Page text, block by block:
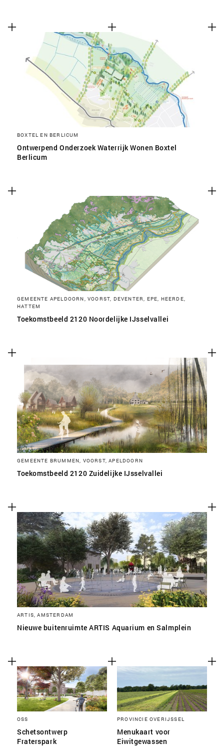
BOXTEL EN BERLICUM
Ontwerpend Onderzoek Waterrijk Wonen Boxtel
Berlicum
GEMEENTE APELDOORN, VOORST, DEVENTER, EPE, HEERDE,
HATTEM
Toekomstbeeld 2120 Noordelijke IJsselvallei
GEMEENTE BRUMMEN, VOORST, APELDOORN
Toekomstbeeld 2120 Zuidelijke IJsselvallei
ARTIS, AMSTERDAM
Nieuwe buitenruimte ARTIS Aquarium en Salmplein
OSS
Schetsontwerp
Fraterspark
PROVINCIE OVERIJSSEL
Menukaart voor
Eiwitgewassen